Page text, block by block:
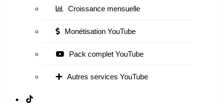
Croissance mensuelle
Monétisation YouTube
Pack complet YouTube
Autres services YouTube